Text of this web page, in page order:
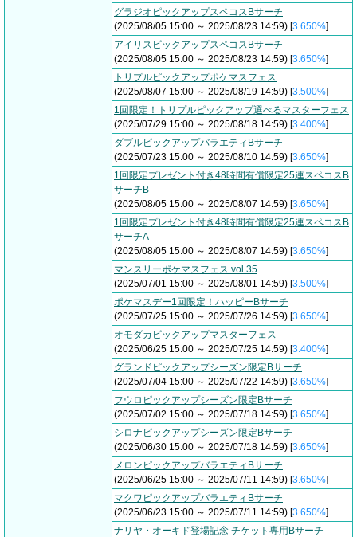
グラジオピックアップスペコスBサーチ
(2025/08/05 15:00 ～ 2025/08/23 14:59) [3.650%]
アイリスピックアップスペコスBサーチ
(2025/08/05 15:00 ～ 2025/08/23 14:59) [3.650%]
トリプルピックアップポケマスフェス
(2025/08/07 15:00 ～ 2025/08/19 14:59) [3.500%]
1回限定！トリプルピックアップ選べるマスターフェス
(2025/07/29 15:00 ～ 2025/08/18 14:59) [3.400%]
ダブルピックアップバラエティBサーチ
(2025/07/23 15:00 ～ 2025/08/10 14:59) [3.650%]
1回限定プレゼント付き48時間有償限定25連スペコスB
サーチB
(2025/08/05 15:00 ～ 2025/08/07 14:59) [3.650%]
1回限定プレゼント付き48時間有償限定25連スペコスB
サーチA
(2025/08/05 15:00 ～ 2025/08/07 14:59) [3.650%]
マンスリーポケマスフェス vol.35
(2025/07/01 15:00 ～ 2025/08/01 14:59) [3.500%]
ポケマスデー1回限定！ハッピーBサーチ
(2025/07/25 15:00 ～ 2025/07/26 14:59) [3.650%]
オモダカピックアップマスターフェス
(2025/06/25 15:00 ～ 2025/07/25 14:59) [3.400%]
グランドピックアップシーズン限定Bサーチ
(2025/07/04 15:00 ～ 2025/07/22 14:59) [3.650%]
フウロピックアップシーズン限定Bサーチ
(2025/07/02 15:00 ～ 2025/07/18 14:59) [3.650%]
シロナピックアップシーズン限定Bサーチ
(2025/06/30 15:00 ～ 2025/07/18 14:59) [3.650%]
メロンピックアップバラエティBサーチ
(2025/06/25 15:00 ～ 2025/07/11 14:59) [3.650%]
マクワピックアップバラエティBサーチ
(2025/06/23 15:00 ～ 2025/07/11 14:59) [3.650%]
ナリヤ・オーキド登場記念 チケット専用Bサーチ